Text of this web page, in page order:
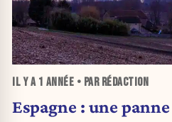
IL Y A 1 ANNÉE • PAR RÉDACTION
Espagne : une